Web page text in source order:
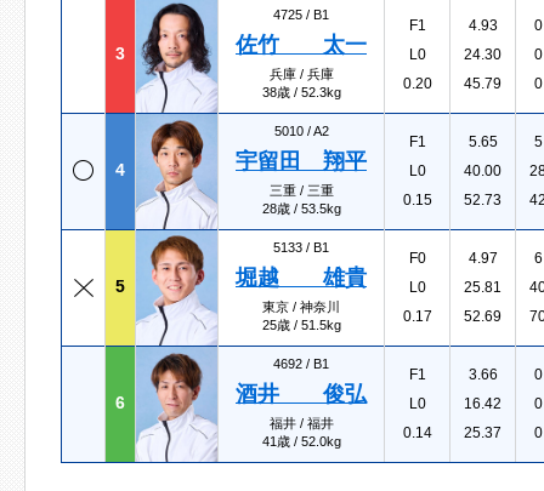
3
4725 / B1
佐竹 太一
兵庫 / 兵庫
38歳 / 52.3kg
F1
L0
0.20
4.93
24.30
45.79
4
5010 /A2
宇留田 翔平
三重 / 三重
28歳 / 53.5kg
F1
L0
0.15
5.65
40.00
52.73
5
5133 / B1
堀越 雄貴
東京 / 神奈川
25歳 / 51.5kg
F0
L0
0.17
4.97
25.81
52.69
6
4692 / B1
酒井 俊弘
福井 / 福井
41歳 / 52.0kg
F1
L0
0.14
3.66
16.42
25.37